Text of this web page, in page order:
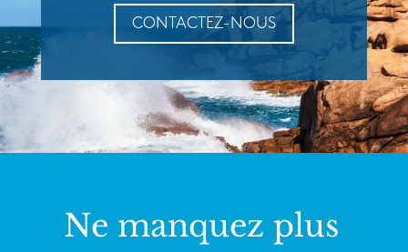
CONTACTEZ-NOUS
Ne manquez plus